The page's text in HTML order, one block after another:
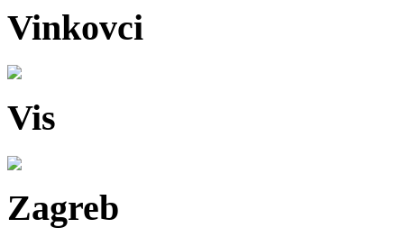
Vinkovci
Vis
Zagreb